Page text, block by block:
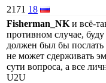
2171 18
Fisherman_NK и всё-
противном случае,
должен был бы
не может сдерживать
сути вопроса, а все
U2U